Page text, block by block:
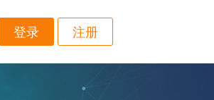
登录 注册